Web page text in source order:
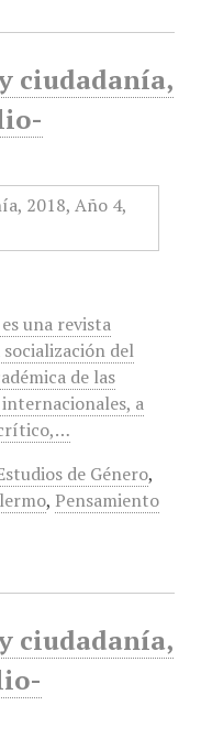
ciudadanía,
una revista
del
de las
a
crítico,…
de Género,
, Pensamiento
ciudadanía,